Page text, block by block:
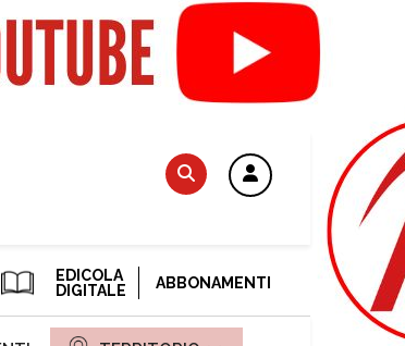
EDICOLA
DIGITALE
ABBONAMENTI